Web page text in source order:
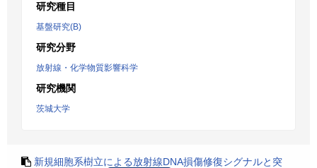
研究種目
基盤研究(B)
研究分野
放射線・化学物質影響科学
研究機関
茨城大学
新規細胞系樹立による放射線DNA損傷修復シグナルと突